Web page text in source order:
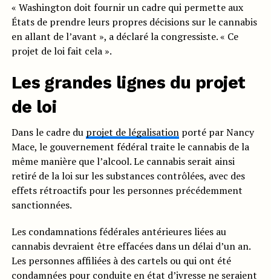
« Washington doit fournir un cadre qui permette aux
États de prendre leurs propres décisions sur le cannabis
en allant de l’avant », a déclaré la congressiste. « Ce
projet de loi fait cela ».
Les grandes lignes du projet
de loi
Dans le cadre du projet de légalisationporté par Nancy
Mace, le gouvernement fédéral traite le cannabis de la
même manière que l’alcool. Le cannabis serait ainsi
retiré de la loi sur les substances contrôlées, avec des
effets rétroactifs pour les personnes précédemment
sanctionnées.
Les condamnations fédérales antérieures liées au
cannabis devraient être effacées dans un délai d’un an.
Les personnes affiliées à des cartels ou qui ont été
condamnées pour conduite en état d’ivresse ne seraient